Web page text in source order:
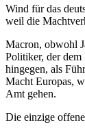
Wind für das
weil die
Macron, obwohl
Politiker, der dem
hingegen, als
Macht Europas,
Amt gehen.
Die einzige